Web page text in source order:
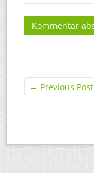
← Previous Post